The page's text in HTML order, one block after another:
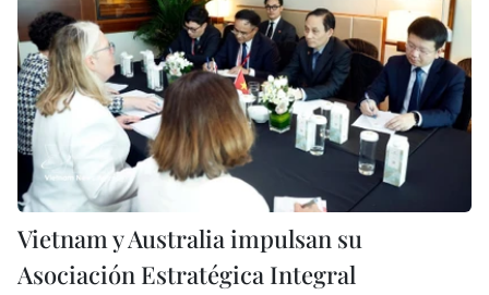
Vietnam y Australia impulsan su
Asociación Estratégica Integral